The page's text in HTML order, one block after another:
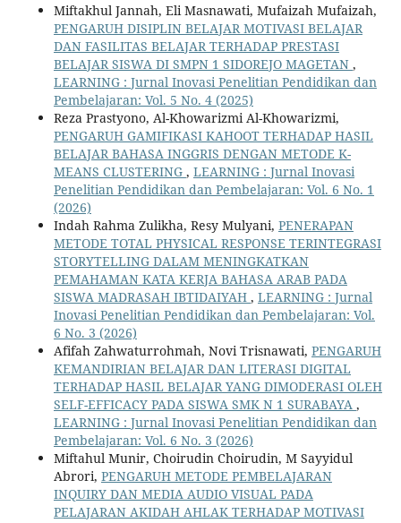
Miftakhul Jannah, Eli Masnawati, Mufaizah Mufaizah,
PENGARUH DISIPLIN BELAJAR MOTIVASI BELAJAR
DAN FASILITAS BELAJAR TERHADAP PRESTASI
BELAJAR SISWA DI SMPN 1 SIDOREJO MAGETAN ,
LEARNING : Jurnal Inovasi Penelitian Pendidikan dan
Pembelajaran: Vol. 5 No. 4 (2025)
Reza Prastyono, Al-Khowarizmi Al-Khowarizmi,
PENGARUH GAMIFIKASI KAHOOT TERHADAP HASIL
BELAJAR BAHASA INGGRIS DENGAN METODE K-
MEANS CLUSTERING , LEARNING : Jurnal Inovasi
Penelitian Pendidikan dan Pembelajaran: Vol. 6 No. 1
(2026)
Indah Rahma Zulikha, Resy Mulyani, PENERAPAN
METODE TOTAL PHYSICAL RESPONSE TERINTEGRASI
STORYTELLING DALAM MENINGKATKAN
PEMAHAMAN KATA KERJA BAHASA ARAB PADA
SISWA MADRASAH IBTIDAIYAH , LEARNING : Jurnal
Inovasi Penelitian Pendidikan dan Pembelajaran: Vol.
6 No. 3 (2026)
Afifah Zahwaturrohmah, Novi Trisnawati, PENGARUH
KEMANDIRIAN BELAJAR DAN LITERASI DIGITAL
TERHADAP HASIL BELAJAR YANG DIMODERASI OLEH
SELF-EFFICACY PADA SISWA SMK N 1 SURABAYA ,
LEARNING : Jurnal Inovasi Penelitian Pendidikan dan
Pembelajaran: Vol. 6 No. 3 (2026)
Miftahul Munir, Choirudin Choirudin, M Sayyidul
Abrori, PENGARUH METODE PEMBELAJARAN
INQUIRY DAN MEDIA AUDIO VISUAL PADA
PELAJARAN AKIDAH AHLAK TERHADAP MOTIVASI